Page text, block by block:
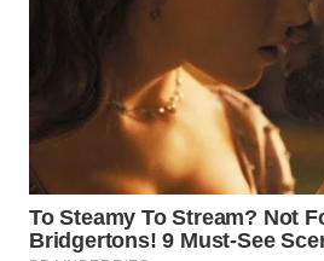
WAHANA
LAPAK
Wahana
Network